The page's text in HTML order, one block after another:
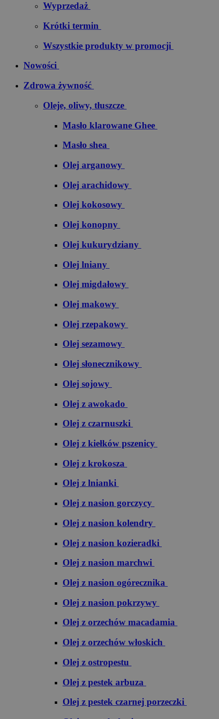
Wyprzedaż
Krótki termin
Wszystkie produkty w promocji
Nowości
Zdrowa żywność
Oleje, oliwy, tłuszcze
Masło klarowane Ghee
Masło shea
Olej arganowy
Olej arachidowy
Olej kokosowy
Olej konopny
Olej kukurydziany
Olej lniany
Olej migdałowy
Olej makowy
Olej rzepakowy
Olej sezamowy
Olej słonecznikowy
Olej sojowy
Olej z awokado
Olej z czarnuszki
Olej z kiełków pszenicy
Olej z krokosza
Olej z lnianki
Olej z nasion gorczycy
Olej z nasion kolendry
Olej z nasion kozieradki
Olej z nasion marchwi
Olej z nasion ogórecznika
Olej z nasion pokrzywy
Olej z orzechów macadamia
Olej z orzechów włoskich
Olej z ostropestu
Olej z pestek arbuza
Olej z pestek czarnej porzeczki